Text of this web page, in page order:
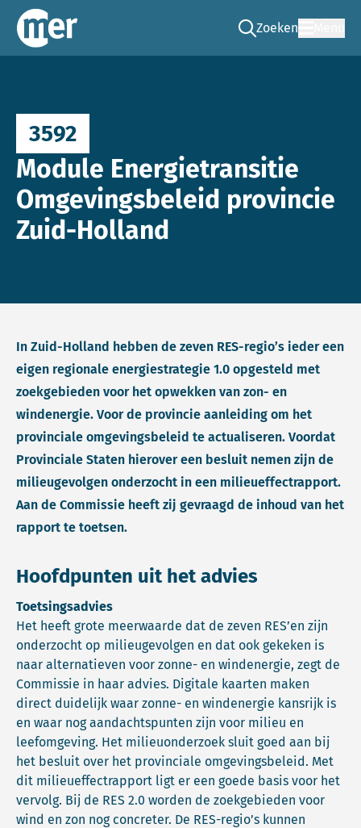
Commissie mer
Zoeken
Ga naar de zoek
3592
Module Energietransitie
Omgevingsbeleid provincie
Zuid-Holland
In Zuid-Holland hebben de zeven RES-regio’s ieder een
eigen regionale energiestrategie 1.0 opgesteld met
zoekgebieden voor het opwekken van zon- en
windenergie. Voor de provincie aanleiding om het
provinciale omgevingsbeleid te actualiseren. Voordat
Provinciale Staten hierover een besluit nemen zijn de
milieugevolgen onderzocht in een milieueffectrapport.
Aan de Commissie heeft zij gevraagd de inhoud van het
rapport te toetsen.
Hoofdpunten uit het advies
Toetsingsadvies
Het heeft grote meerwaarde dat de zeven RES’en zijn
onderzocht op milieugevolgen en dat ook gekeken is
naar alternatieven voor zonne- en windenergie, zegt de
Commissie in haar advies. Digitale kaarten maken
direct duidelijk waar zonne- en windenergie kansrijk is
en waar nog aandachtspunten zijn voor milieu en
leefomgeving. Het milieuonderzoek sluit goed aan bij
het besluit over het provinciale omgevingsbeleid. Met
dit milieueffectrapport ligt er een goede basis voor het
vervolg. Bij de RES 2.0 worden de zoekgebieden voor
wind en zon nog concreter. De RES-regio’s kunnen